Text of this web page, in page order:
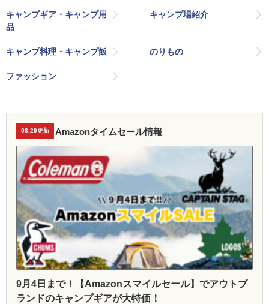
キャンプギア・キャンプ用
品
キャンプ場紹介
キャンプ料理・キャンプ飯 のりもの
ファッション
08.29更新 Amazonタイムセール情報
9月4日まで！【Amazonスマイルセール】でアウトブ
ランドのキャンプギアが大特価！